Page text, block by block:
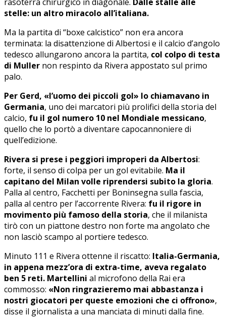
stelle: un altro miracolo all’italiana.
Ma la partita di “boxe calcistico” non era ancora
terminata: la disattenzione di Albertosi e il calcio d’angolo
tedesco allungarono ancora la partita, col colpo di testa
di Muller non respinto da Rivera appostato sul primo
palo.
Per Gerd, «l’uomo dei piccoli gol» lo chiamavano in
Germania, uno dei marcatori più prolifici della storia del
calcio, fu il gol numero 10 nel Mondiale messicano,
quello che lo portò a diventare capocannoniere di
quell’edizione.
Rivera si prese i peggiori improperi da Albertosi:
forte, il senso di colpa per un gol evitabile. Ma il
capitano del Milan volle riprendersi subito la gloria.
Palla al centro, Facchetti per Boninsegna sulla fascia,
palla al centro per l’accorrente Rivera: fu il rigore in
movimento più famoso della storia, che il milanista
tirò con un piattone destro non forte ma angolato che
non lasciò scampo al portiere tedesco.
Minuto 111 e Rivera ottenne il riscatto: Italia-Germania,
in appena mezz’ora di extra-time, aveva regalato
ben 5 reti. Martellini al microfono della Rai era
commosso: «Non ringrazieremo mai abbastanza i
nostri giocatori per queste emozioni che ci offrono»,
disse il giornalista a una manciata di minuti dalla fine.